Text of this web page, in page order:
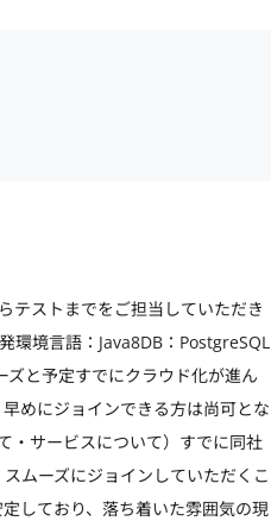
テストまでをご担当していただき
環境言語：Java8DB：PostgreSQL
と予定すでにクラウド化が進ん
めにジョインできる方は尚可とな
・サービスについて）すでに同社
ムーズにジョインしていただくこ
しており、落ち着いた雰囲気の現